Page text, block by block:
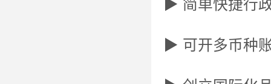
▶ 简单快捷行
▶ 可开多币种